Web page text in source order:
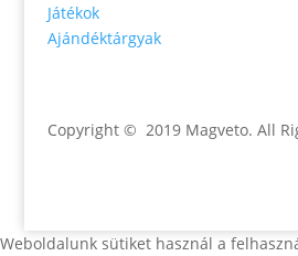
Játékok
Ajándéktárgyak
Copyright © 2019 Magveto. All
Weboldalunk sütiket használ a